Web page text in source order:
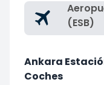
(ESB)
Ankara
Coches